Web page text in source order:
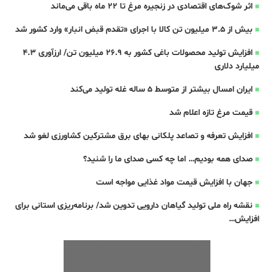
اثر شوک‌های اقتصادی در زنجیره مرغ تا 22 ماه باقی می‌ماند
بیش از ۳.۵ میلیون تن کالا با اجرای «تقدم قبض انبار» وارد کشور شد
افزایش تولید محصولات باغی کشور به ۲۶.۹ میلیون تن/ ارزآوری ۴.۳
میلیارد دلاری
ایران امسال بیشتر از متوسط 5 ساله غله تولید می‌کند
قیمت مرغ تازه اعلام شد
افزایش تعرفه و تصاعد پلکانی بهای برق مشترکین کشاورزی لغو شد
صدای همه بودیم… اما چه کسی صدای ما را شنید؟
جهان با افزایش قیمت مواد غذایی مواجه است
نقشه راه ملی تولید گیاهان دارویی تدوین شد/ برنامه‌ریزی استانی برای
افزایش…